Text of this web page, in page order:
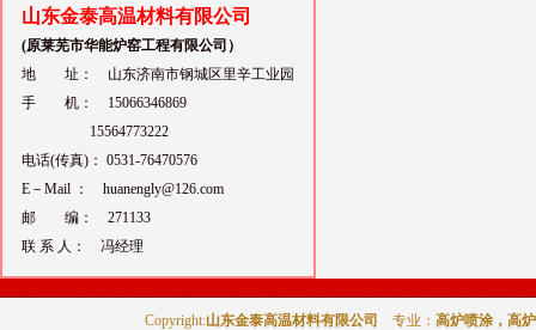
山东金泰高温材料有限公司
(原莱芜市华能炉窑工程有限公司）
地 址： 山东济南市钢城区里辛工业园
手 机： 15066346869
15564773222
电话(传真)： 0531-76470576
E－Mail ： huanengly@126.com
邮 编： 271133
联 系 人： 冯经理
Copyright:山东金泰高温材料有限公司 专业： 高炉喷涂，高